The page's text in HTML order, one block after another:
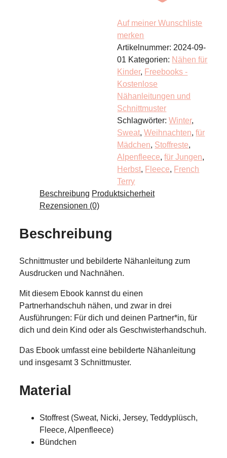
Auf meiner Wunschliste
merken
Artikelnummer: 2024-09-
01 Kategorien: Nähen für
Kinder, Freebooks -
Kostenlose
Nähanleitungen und
Schnittmuster
Schlagwörter:Winter,
Sweat,Weihnachten,für
Mädchen, Stoffreste,
Alpenfleece,für Jungen,
Herbst, Fleece, French
Terry
Beschreibung Produktsicherheit
Rezensionen (0)
Beschreibung
Schnittmuster und bebilderte Nähanleitung zum
Ausdrucken und Nachnähen.
Mit diesem Ebook kannst du einen
Partnerhandschuh nähen, und zwar in drei
Ausführungen: Für dich und deinen Partner*in, für
dich und dein Kind oder als Geschwisterhandschuh.
Das Ebook umfasst eine bebilderte Nähanleitung
und insgesamt 3 Schnittmuster.
Material
Stoffrest (Sweat, Nicki, Jersey, Teddyplüsch,
Fleece, Alpenfleece)
Bündchen